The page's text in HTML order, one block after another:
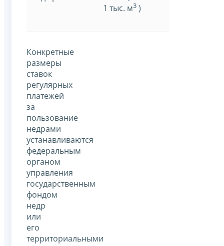
1 тыс. м3 )
Конкретные
размеры
ставок
регулярных
платежей
за
пользование
недрами
устанавливаются
федеральным
органом
управления
государственным
фондом
недр
или
его
территориальными